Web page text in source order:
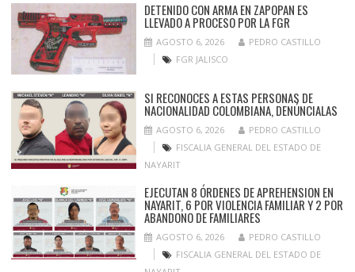
DETENIDO CON ARMA EN ZAPOPAN ES
LLEVADO A PROCESO POR LA FGR
AGOSTO 6, 2026
PEDRO CASTILLO
FGR JALISCO
SI RECONOCES A ESTAS PERSONAS DE
NACIONALIDAD COLOMBIANA, DENÚNCIALAS
AGOSTO 6, 2026
PEDRO CASTILLO
FISCALIA GENERAL DEL ESTADO DE
NAYARIT
EJECUTAN 8 ÓRDENES DE APREHENSION EN
NAYARIT, 6 POR VIOLENCIA FAMILIAR Y 2 POR
ABANDONO DE FAMILIARES
AGOSTO 6, 2026
PEDRO CASTILLO
FISCALIA GENERAL DEL ESTADO DE